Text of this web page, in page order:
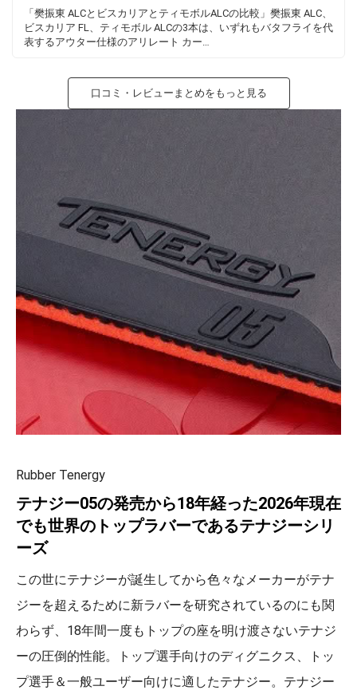
「樊振東 ALCとビスカリアとティモボルALCの比較」樊振東 ALC、
ビスカリア FL、ティモボル ALCの3本は、いずれもバタフライを代
表するアウター仕様のアリレート カー…
口コミ・レビューまとめをもっと見る
Rubber Tenergy
テナジー05の発売から18年経った2026年現在
でも世界のトップラバーであるテナジーシリ
ーズ
この世にテナジーが誕生してから色々なメーカーがテナ
ジーを超えるために新ラバーを研究されているのにも関
わらず、18年間一度もトップの座を明け渡さないテナジ
ーの圧倒的性能。トップ選手向けのディグニクス、トッ
プ選手＆一般ユーザー向けに適したテナジー。テナジー